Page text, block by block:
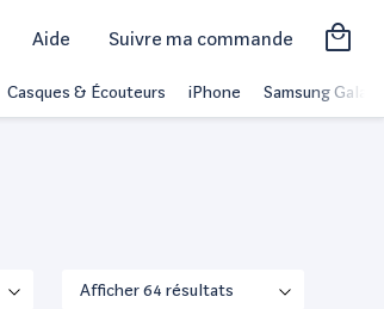
Aide Suivre ma commande
Casques & Écouteurs iPhone Samsung Galaxy